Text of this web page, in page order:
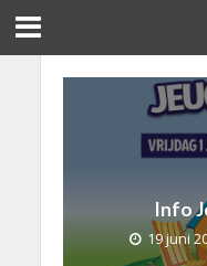
Info
19 juni